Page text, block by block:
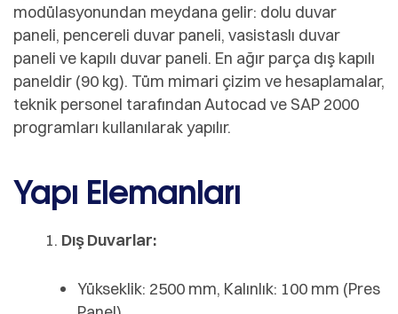
modülasyonundan meydana gelir: dolu duvar
paneli, pencereli duvar paneli, vasistaslı duvar
paneli ve kapılı duvar paneli. En ağır parça dış kapılı
paneldir (90 kg). Tüm mimari çizim ve hesaplamalar,
teknik personel tarafından Autocad ve SAP 2000
programları kullanılarak yapılır.
Yapı Elemanları
Dış Duvarlar:
Yükseklik: 2500 mm, Kalınlık: 100 mm (Pres